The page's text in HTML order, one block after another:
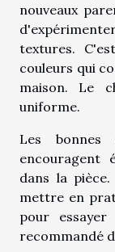
nouveaux
textures.
couleurs qui
maison. Le
uniforme.
Les bonnes
encouragent
dans la pièce.
mettre en
pour
recommandé